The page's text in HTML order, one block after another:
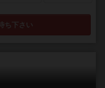
ち下さい